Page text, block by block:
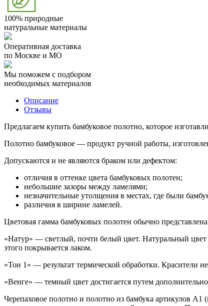
100% природные
натуральные материалы
Оперативная доставка
по Москве и МО
Мы поможем с подбором
необходимых материалов
Описание
Отзывы
Предлагаем купить бамбуковое полотно, которое
Полотно бамбуковое — продукт ручной работы,
Допускаются и не являются браком или дефектом:
отличия в оттенке цвета бамбуковых полотен;
небольшие зазоры между ламелями;
незначительные утолщения в местах, где были
различия в ширине ламелей.
Цветовая гамма бамбуковых полотен обычно
«Натур» — светлый, почти белый цвет. Натуральный цвет
этого покрывается лаком.
«Тон 1» — результат термической обработки. Красители
«Венге» — темный цвет достигается путем
Черепаховое полотно и полотно из бамбука артикулов